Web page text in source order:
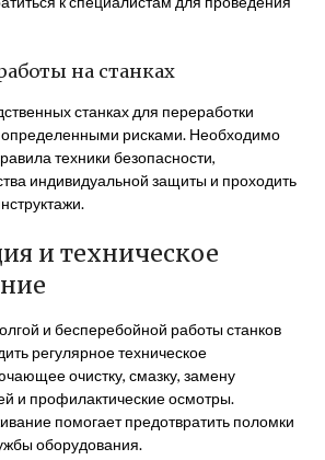
на станках
станках для переработки
определенными рисками. Необходимо
техники безопасности,
индивидуальной защиты и проходить
и техническое
и бесперебойной работы станков
регулярное техническое
очистку, смазку, замену
и профилактические осмотры.
помогает предотвратить поломки
оборудования.